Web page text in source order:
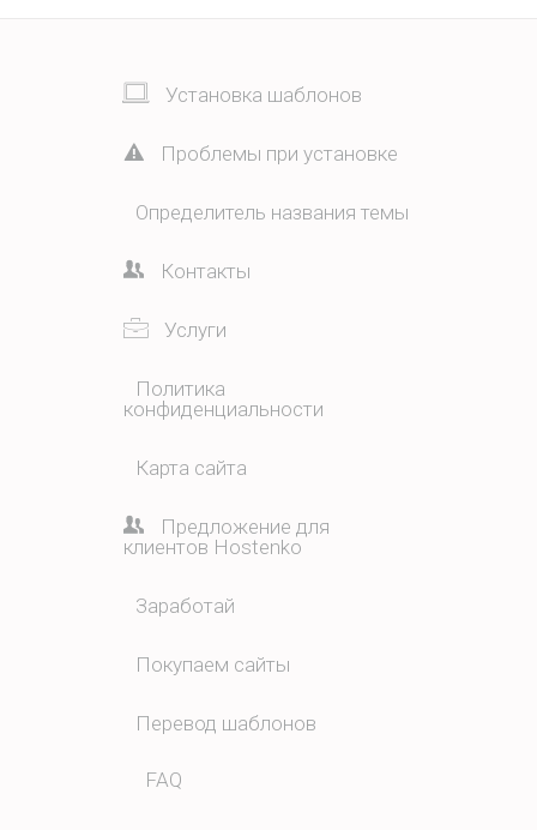
Установка шаблонов
Проблемы при установке
Определитель названия темы
Контакты
Услуги
Политика
конфиденциальности
Карта сайта
Предложение для
клиентов Hostenko
Заработай
Покупаем сайты
Перевод шаблонов
FAQ